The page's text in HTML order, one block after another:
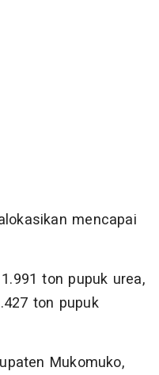
mencapai
ton pupuk urea,
ton pupuk
Mukomuko,